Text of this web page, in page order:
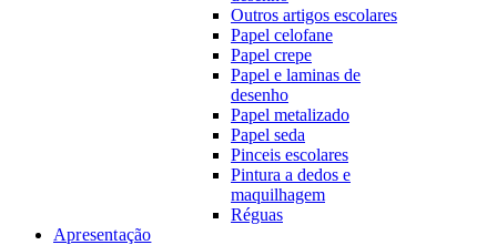
Outros artigos escolares
Papel celofane
Papel crepe
Papel e laminas de
desenho
Papel metalizado
Papel seda
Pinceis escolares
Pintura a dedos e
maquilhagem
Réguas
Apresentação